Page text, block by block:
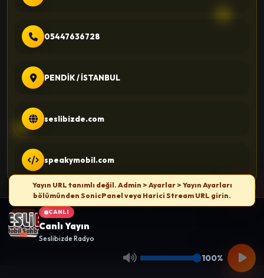
05447636728
PENDİK / İSTANBUL
seslibizde.com
speakymobil.com
© 2026 Seslibizde.com - Tüm hakları saklıdır.
Gizlilik PolitikasıKullanım Şartları
CANLI
Canlı Yayın
Seslibizde Radyo
100%
Yayın URL tanımlı değil. Admin > Ayarlar > Yayın Ayarları
bölümünden SonicPanel veya Harici Stream URL girin.